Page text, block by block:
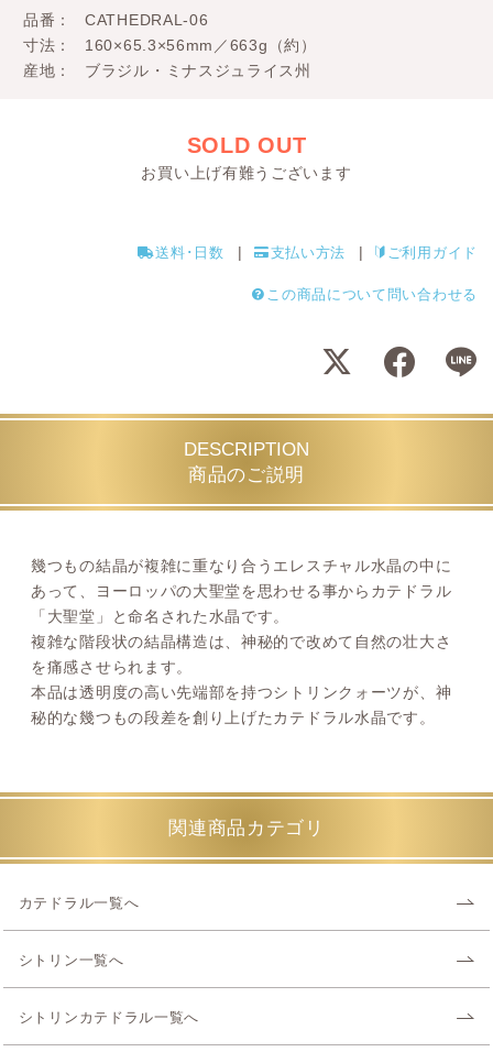
品番
CATHEDRAL-06
寸法
160×65.3×56mm／663g（約）
産地
ブラジル・ミナスジュライス州
SOLD OUT
お買い上げ有難うございます
送料･日数 支払い方法 ご利用ガイド
この商品について問い合わせる
DESCRIPTION
商品のご説明
幾つもの結晶が複雑に重なり合うエレスチャル水晶の中に
あって、ヨーロッパの大聖堂を思わせる事からカテドラル
「大聖堂」と命名された水晶です。
複雑な階段状の結晶構造は、神秘的で改めて自然の壮大さ
を痛感させられます。
本品は透明度の高い先端部を持つシトリンクォーツが、神
秘的な幾つもの段差を創り上げたカテドラル水晶です。
関連商品カテゴリ
カテドラル一覧へ
シトリン一覧へ
シトリンカテドラル一覧へ